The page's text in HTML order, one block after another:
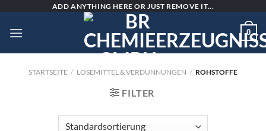
content
ADD ANYTHING HERE OR JUST REMOVE IT...
0
STARTSEITE / LÖSEMITTEL & VERDÜNNUNGEN / ROHSTOFFE
FILTER